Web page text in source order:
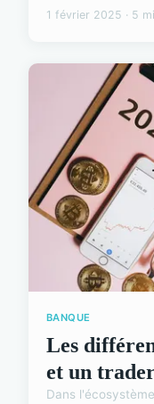
1 février 2025 · 5
BANQUE
Les
et un
Dans